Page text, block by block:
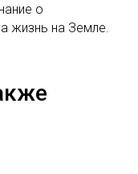
о
жизнь на Земле.